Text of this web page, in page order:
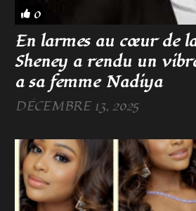
0
En larmes au cœur de
Sheney a rendu un
a sa femme Nadiya
DÉCEMBRE 13, 2025